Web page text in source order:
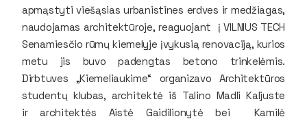
apmąstyti viešąsias urbanistines erdves ir medžiagas,
naudojamas architektūroje, reaguojant į VILNIUS TECH
Senamiesčio rūmų kiemelyje įvykusią renovaciją, kurios
metu jis buvo padengtas betono trinkelėmis.
Dirbtuves „Kiemeliaukime“ organizavo Architektūros
studentų klubas, architektė iš Talino Madli Kaljuste
ir architektės Aistė Gaidilionytė bei Kamilė